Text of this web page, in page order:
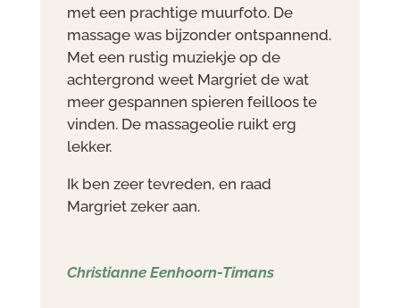
met een prachtige muurfoto. De
massage was bijzonder ontspannend.
Met een rustig muziekje op de
achtergrond weet Margriet de wat
meer gespannen spieren feilloos te
vinden. De massageolie ruikt erg
lekker.
Ik ben zeer tevreden, en raad
Margriet zeker aan.
Christianne Eenhoorn-Timans